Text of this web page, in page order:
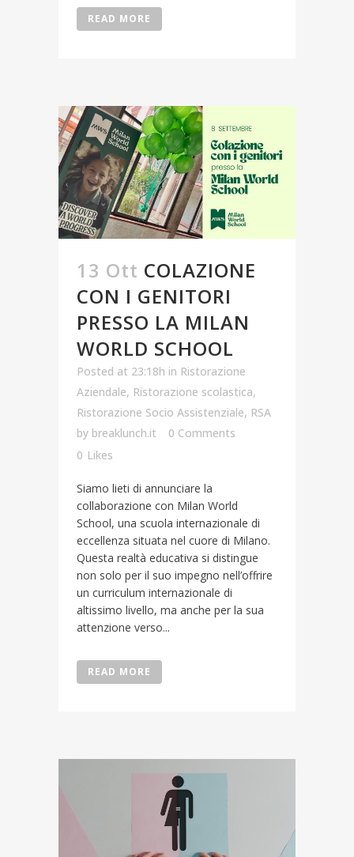
READ MORE
13 Ott COLAZIONE
CON I GENITORI
PRESSO LA MILAN
WORLD SCHOOL
Posted at 23:18h in Ristorazione
Aziendale, Ristorazione scolastica,
Ristorazione Socio Assistenziale, RSA
by breaklunch.it
0 Comments
0 Likes
Siamo lieti di annunciare la
collaborazione con Milan World
School, una scuola internazionale di
eccellenza situata nel cuore di Milano.
Questa realtà educativa si distingue
non solo per il suo impegno nell’offrire
un curriculum internazionale di
altissimo livello, ma anche per la sua
attenzione verso...
READ MORE